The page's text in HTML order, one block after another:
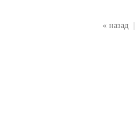
« назад